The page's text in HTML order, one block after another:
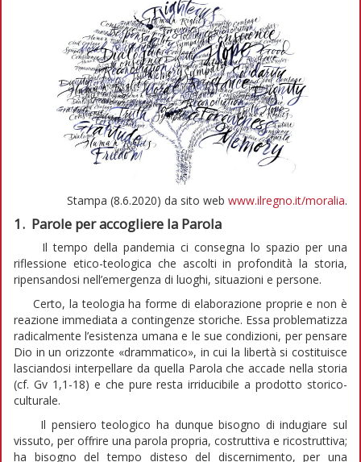
Stampa (8.6.2020) da sito web www.ilregno.it/moralia.
1. Parole per accogliere la Parola
Il tempo della pandemia ci consegna lo spazio per una
riflessione etico-teologica che ascolti in profondità la storia,
ripensandosi nell’emergenza di luoghi, situazioni e persone.
Certo, la teologia ha forme di elaborazione proprie e non è
reazione immediata a contingenze storiche. Essa problematizza
radicalmente l’esistenza umana e le sue condizioni, per pensare
Dio in un orizzonte «drammatico», in cui la libertà si costituisce
lasciandosi interpellare da quella Parola che accade nella storia
(cf. Gv 1,1-18) e che pure resta irriducibile a prodotto storico-
culturale.
Il pensiero teologico ha dunque bisogno di indugiare sul
vissuto, per offrire una parola propria, costruttiva e ricostruttiva;
ha bisogno del tempo disteso del discernimento, per una